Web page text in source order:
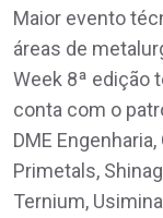
Maior evento
áreas de
Week 8ª edição
conta com o
DME
Primetals,
Ternium,